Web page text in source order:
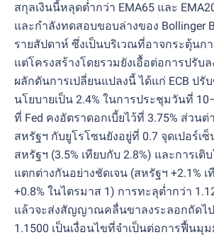
สกุลเงินนี้หลุดต่ำกว่า EMA65 และ
และกำลังทดสอบขอบล่างของ Bollinger
รายสัปดาห์ ซึ่งเป็นบริเวณที่อาจกระตุ้นก
แต่โครงสร้างโดยรวมยังเอื้อต่อการปรับ
ผลักดันการเปลี่ยนแปลงนี้ ได้แก่ ECB ปรั
นโยบายเป็น 2.4% ในการประชุมวันที่
ที่ Fed คงอัตราดอกเบี้ยไว้ที่ 3.75% ส่วนต่
สหรัฐฯ กับยูโรโซนยังอยู่ที่ 0.7 จุดเปอร์เ
สหรัฐฯ (3.5% เทียบกับ 2.8%) และการเติ
แตกต่างกันอย่างชัดเจน (สหรัฐฯ +2.1%
+0.8% ในไตรมาส 1) การทะลุต่ำกว่า
แล้วจะส่งสัญญาณคลื่นขาลงระลอกถัดไ
1.1500 เป็นเงื่อนไขที่จำเป็นต่อการฟื้นมุ